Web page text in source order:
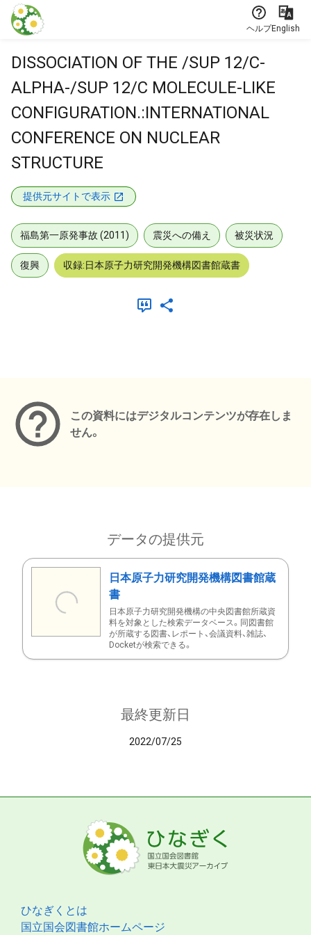
本文に飛ぶ
ヘルプEnglish
DISSOCIATION OF THE /SUP 12/C-
ALPHA-/SUP 12/C MOLECULE-LIKE
CONFIGURATION.:INTERNATIONAL
CONFERENCE ON NUCLEAR
STRUCTURE
提供元サイトで表示
福島第一原発事故 (2011) 震災への備え 被災状況
復興 収録:日本原子力研究開発機構図書館蔵書
この資料にはデジタルコンテンツが存在しま
せん。
データの提供元
日本原子力研究開発機構図書館蔵
書
日本原子力研究開発機構の中央図書館所蔵資
料を対象とした検索データベース。同図書館
が所蔵する図書、レポート、会議資料、雑誌、
Docketが検索できる。
最終更新日
2022/07/25
ひなぎくとは
国立国会図書館ホームページ